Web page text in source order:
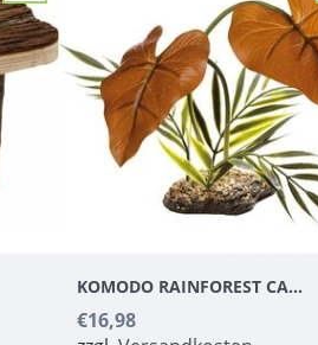
KOMODO RAINFOREST CANOPY 38CM
€16,98